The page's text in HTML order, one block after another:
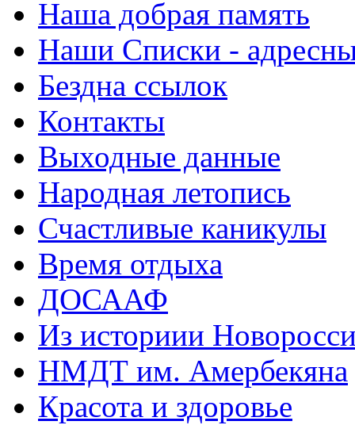
Наша добрая память
Наши Списки -
Бездна ссылок
Контакты
Выходные данные
Народная летопись
Счастливые каникулы
Время отдыха
ДОСААФ
Из историии
НМДТ им. Амербекяна
Красота и здоровье